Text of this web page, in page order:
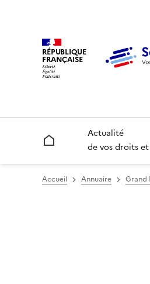
RÉPUBLIQUE
FRANÇAISE
Accueil
Actualité
de vos droits
Accueil Annuaire Grand